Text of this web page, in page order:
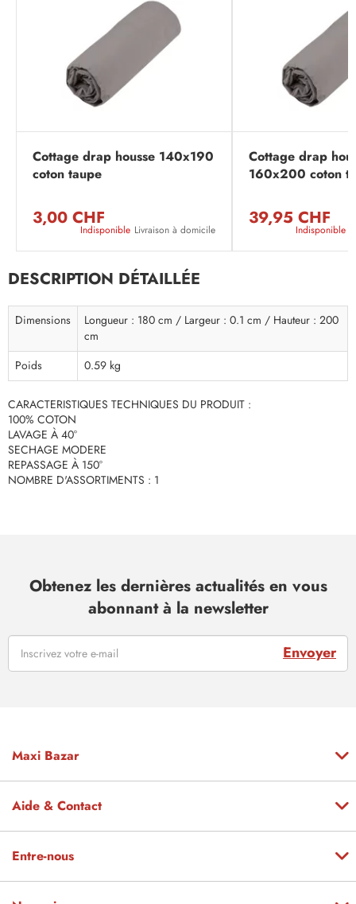
Cottage drap housse 140x190
coton taupe
3,00 CHF
Indisponible Livraison à domicile
Cottage drap
160x200 coton
39,95 CHF
Indisponible
DESCRIPTION DÉTAILLÉE
Dimensions
Longueur : 180 cm / Largeur : 0.1 cm / Hauteur : 200
cm
Poids
0.59 kg
CARACTERISTIQUES TECHNIQUES DU PRODUIT :
100% COTON
LAVAGE À 40°
SECHAGE MODERE
REPASSAGE À 150°
NOMBRE D'ASSORTIMENTS : 1
Obtenez les dernières actualités en vous
abonnant à la newsletter
Envoyer
Maxi Bazar
Aide & Contact
Entre-nous